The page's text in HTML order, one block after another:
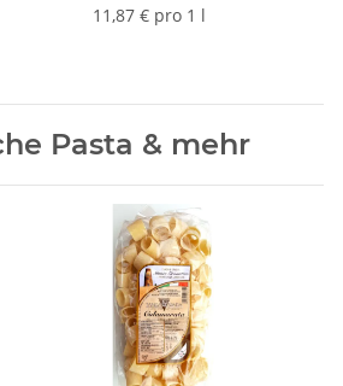
11,87 € pro 1 l
Pasta & mehr